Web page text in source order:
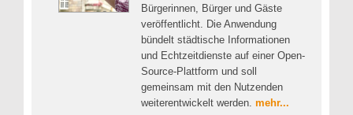
Bürgerinnen, Bürger und Gäste
veröffentlicht. Die Anwendung
bündelt städtische Informationen
und Echtzeitdienste auf einer Open-
Source-Plattform und soll
gemeinsam mit den Nutzenden
weiterentwickelt werden. mehr...